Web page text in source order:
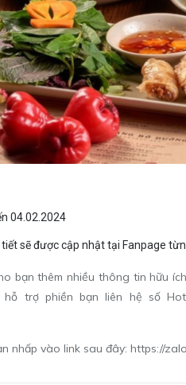
04.02.2024
sẽ được cập nhật tại Fanpage
bạn thêm nhiều thông tin hữu
trợ phiền bạn liên hệ số
nhấp vào link sau đây: https://